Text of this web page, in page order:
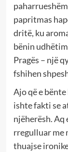
papritmas
dritë, ku
bënin
Pragës – një
fshihen
Ajo që e
ishte fakti se
njëherësh. Aq
rregulluar me
thuajse